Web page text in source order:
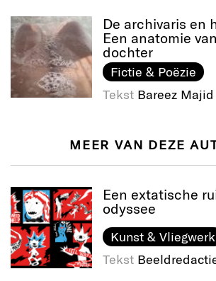
De archivaris en
Een anatomie
dochter
Fictie & Poëzie
Tekst Bareez Majid
MEER VAN DEZE
Een extatische
odyssee
Kunst & Vliegwerk
Tekst